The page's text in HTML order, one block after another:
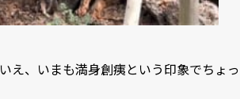
え、いまも満身創痍という印象でちょっ